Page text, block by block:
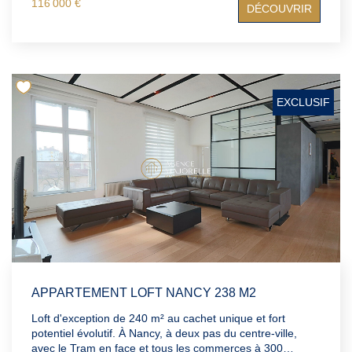
ses éléments typiques du début du siècle dernier : des
parquets de chêne, ses cheminées en marbre, les
fort potentiel d'aménagement. Des travaux sont à prévoir,
mais ils représentent une véritable opportunité de
repenser entièrement les espaces et de créer un
agréable F3, parfaitement adapté à une résidence
principale de charme ou à un investissement patrimonial.
Un bel immeuble à faibles charges et un emplacement
stratégique constituent de véritables atouts pour profiter
de l'écrin de nature qu'offre le Parc Sainte Marie et la
proximité des commerces, des lignes de bus desservant
rapidement le centre-ville et la gare. Contactez dès
maintenant Nelson Afonso de l'Agence Majorelle pour
découvrir ce bien de caractère et imaginer votre futur
projet.
116 000 € DÉCOUVRIR
EXCLUSIF
APPARTEMENT LOFT NANCY 238 M2
Loft d'exception de 240 m² au cachet unique et fort
potentiel évolutif. À Nancy, à deux pas du centre-ville,
avec le Tram en face et tous les commerces à 300